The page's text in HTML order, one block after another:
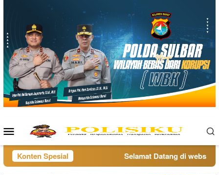
Menu
Mobile
Konten Spesial Selamat Datang di website